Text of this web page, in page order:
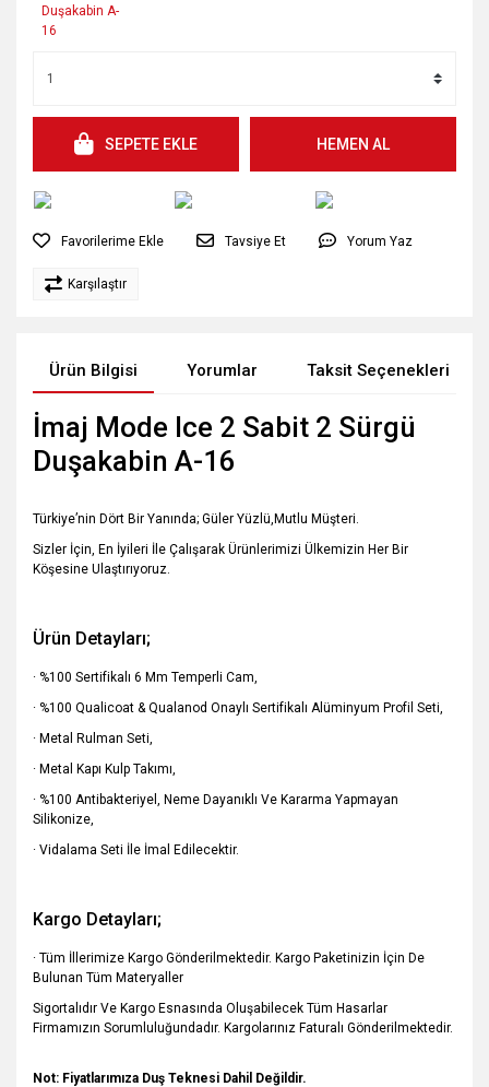
SEPETE EKLE HEMEN AL
Tavsiye Et Yorum Yaz
Karşılaştır
Ürün Bilgisi Yorumlar Taksit Seçenekleri
İmaj Mode Ice 2 Sabit 2 Sürgü
Duşakabin A-16
Türkiye’nin Dört Bir Yanında; Güler Yüzlü,Mutlu Müşteri.
Sizler İçin, En İyileri İle Çalışarak Ürünlerimizi Ülkemizin Her Bir
Köşesine Ulaştırıyoruz.
Ürün Detayları;
· %100 Sertifikalı 6 Mm Temperli Cam,
· %100 Qualicoat & Qualanod Onaylı Sertifikalı Alüminyum Profil Seti,
· Metal Rulman Seti,
· Metal Kapı Kulp Takımı,
· %100 Antibakteriyel, Neme Dayanıklı Ve Kararma Yapmayan
Silikonize,
· Vidalama Seti İle İmal Edilecektir.
Kargo Detayları;
· Tüm İllerimize Kargo Gönderilmektedir. Kargo Paketinizin İçin De
Bulunan Tüm Materyaller
Sigortalıdır Ve Kargo Esnasında Oluşabilecek Tüm Hasarlar
Firmamızın Sorumluluğundadır. Kargolarınız Faturalı Gönderilmektedir.
Not: Fiyatlarımıza Duş Teknesi Dahil Değildir.